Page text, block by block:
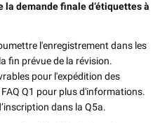
la demande finale d’étiquettes à
l'enregistrement dans les
fin prévue de la révision.
pour l'expédition des
Q1 pour plus d'informations.
dans la Q5a.